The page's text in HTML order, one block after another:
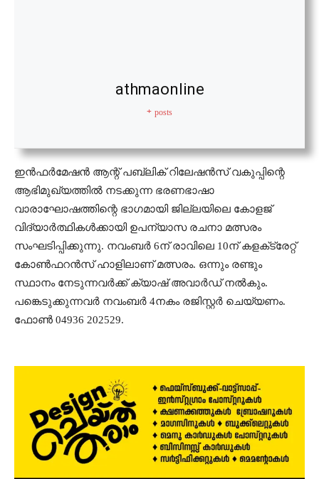
athmaonline
+ posts
ഇന്‍ഫര്‍മേഷന്‍ ആന്റ് പബ്ലിക് റിലേഷന്‍സ് വകുപ്പിന്റെ
ആഭിമുഖ്യത്തില്‍ നടക്കുന്ന ഭരണഭാഷാ
വാരാഘോഷത്തിന്റെ ഭാഗമായി ജില്ലയിലെ കോളജ്
വിദ്യാര്‍ത്ഥികള്‍ക്കായി ഉപന്യാസ രചനാ മത്സരം
സംഘടിപ്പിക്കുന്നു. നവംബര്‍ 6ന് രാവിലെ 10ന് കളക്‌ട്രേറ്റ്
കോണ്‍ഫറന്‍സ് ഹാളിലാണ് മത്സരം. ഒന്നും രണ്ടും
സ്ഥാനം നേടുന്നവര്‍ക്ക് ക്യാഷ് അവാര്‍ഡ് നല്‍കും.
പങ്കെടുക്കുന്നവര്‍ നവംബര്‍ 4നകം രജിസ്റ്റര്‍ ചെയ്യണം.
ഫോണ്‍ 04936 202529.